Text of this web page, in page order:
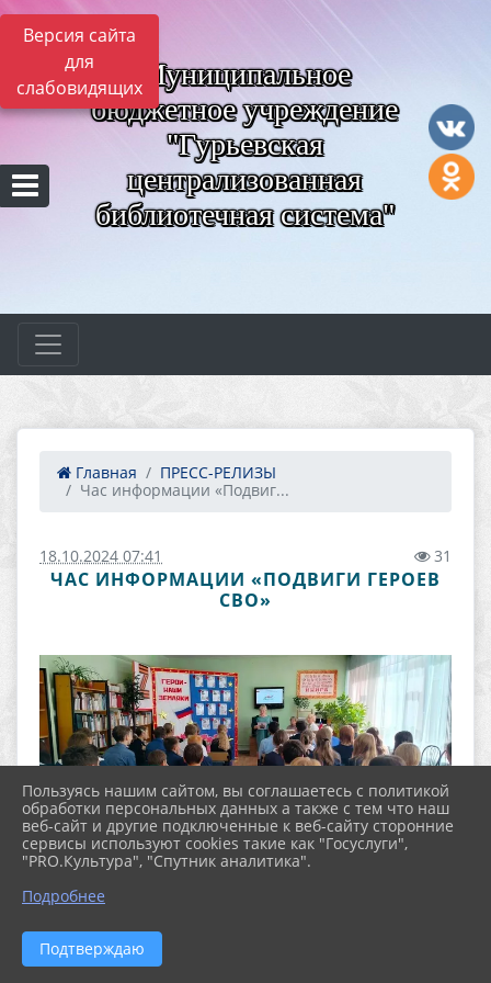
Версия сайта
для
слабовидящих Муниципальное
бюджетное учреждение
"Гурьевская
централизованная
библиотечная система"
Главная
ПРЕСС-РЕЛИЗЫ
Час информации «Подвиг...
18.10.2024 07:41 31
ЧАС ИНФОРМАЦИИ «ПОДВИГИ ГЕРОЕВ
СВО»
Пользуясь нашим сайтом, вы соглашаетесь с политикой
обработки персональных данных а также с тем что наш
веб-сайт и другие подключенные к веб-сайту сторонние
сервисы используют cookies такие как "Госуслуги",
"PRO.Культура", "Спутник аналитика".
Подробнее
Подтверждаю